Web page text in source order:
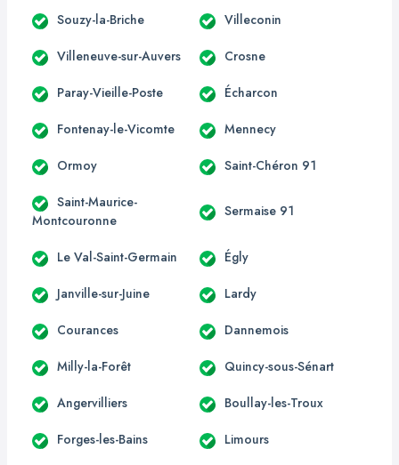
Souzy-la-Briche Villeconin
Villeneuve-sur-Auvers Crosne
Paray-Vieille-Poste Écharcon
Fontenay-le-Vicomte Mennecy
Ormoy Saint-Chéron 91
Saint-Maurice-
Montcouronne
Sermaise 91
Le Val-Saint-Germain Égly
Janville-sur-Juine Lardy
Courances Dannemois
Milly-la-Forêt Quincy-sous-Sénart
Angervilliers Boullay-les-Troux
Forges-les-Bains Limours